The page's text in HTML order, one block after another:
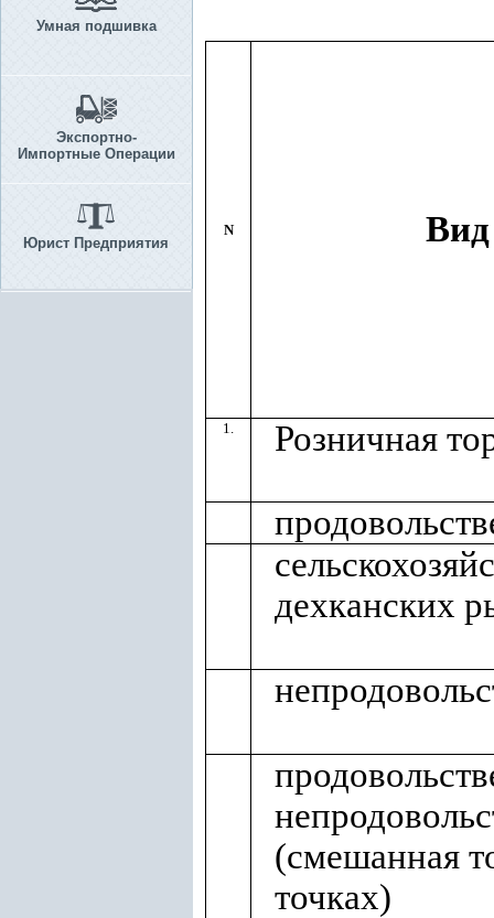
Умная подшивка
Экспортно-
Импортные Операции
Юрист Предприятия
N Вид
1. Розничная
дехканских
(смешанная
точках)